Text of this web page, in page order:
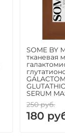
SOME BY
тканевая
SERUM
250 руб.
180